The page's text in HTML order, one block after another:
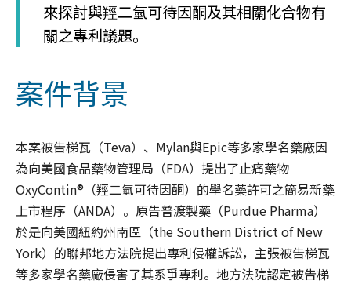
來探討與羥二氫可待因酮及其相關化合物有
關之專利議題。
案件背景
本案被告梯瓦（Teva）、Mylan與Epic等多家學名藥廠因
為向美國食品藥物管理局（FDA）提出了止痛藥物
OxyContin®（羥二氫可待因酮）的學名藥許可之簡易新藥
上市程序（ANDA）。原告普渡製藥（Purdue Pharma）
於是向美國紐約州南區（the Southern District of New
York）的聯邦地方法院提出專利侵權訴訟，主張被告梯瓦
等多家學名藥廠侵害了其系爭專利。地方法院認定被告梯